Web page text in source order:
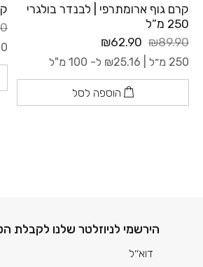
קרם גוף ארומתרפי | לבנדר בולגרי
250 מ”ל
₪89.90
₪62.90
250 מ״ל | ₪25.16 ל- 100 מ"ל
הוספה לסל
70
הירשמי לניוזלטר שלנו לקבלת
דוא׳׳ל